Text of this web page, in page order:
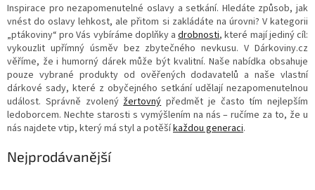
Inspirace pro nezapomenutelné oslavy a setkání. Hledáte způsob, jak
vnést do oslavy lehkost, ale přitom si zakládáte na úrovni? V kategorii
„ptákoviny“ pro Vás vybíráme doplňky adrobnosti, které mají jediný cíl:
vykouzlit upřímný úsměv bez zbytečného nevkusu. V Dárkoviny.cz
věříme, že i humorný dárek může být kvalitní. Naše nabídka obsahuje
pouze vybrané produkty od ověřených dodavatelů a naše vlastní
dárkové sady, které z obyčejného setkání udělají nezapomenutelnou
událost. Správně zvolený žertovný předmět je často tím nejlepším
ledoborcem. Nechte starosti s vymýšlením na nás – ručíme za to, že u
nás najdete vtip, který má styl a potěšíkaždou generaci.
Nejprodávanější